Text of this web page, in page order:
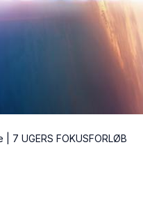
7 UGERS FOKUSFORLØB